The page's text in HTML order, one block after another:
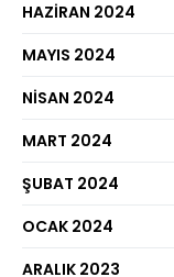
HAZIRAN 2024
MAYIS 2024
NISAN 2024
MART 2024
ŞUBAT 2024
OCAK 2024
ARALIK 2023